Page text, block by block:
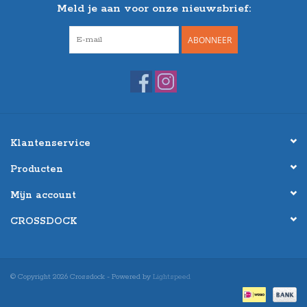
Meld je aan voor onze nieuwsbrief:
ABONNEER
Klantenservice
Producten
Mijn account
CROSSDOCK
© Copyright 2026 Crossdock - Powered by Lightspeed